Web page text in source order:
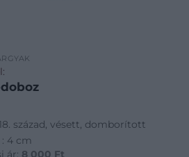
század, vésett, domborított
4 cm
ár: 8 000 Ft